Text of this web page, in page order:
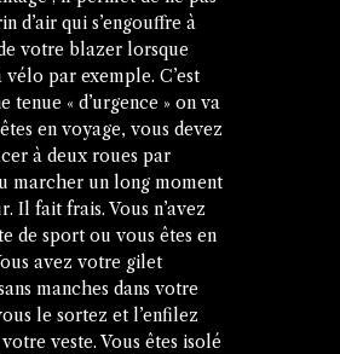
d’air qui s’engouffre à
votre blazer lorsque
vélo par exemple. C’est
tenue « d’urgence » on va
en voyage, vous devez
à deux roues par
marcher un long moment
Il fait frais. Vous n’avez
de sport ou vous êtes en
avez votre gilet
manches dans votre
le sortez et l’enfilez
veste. Vous êtes isolé